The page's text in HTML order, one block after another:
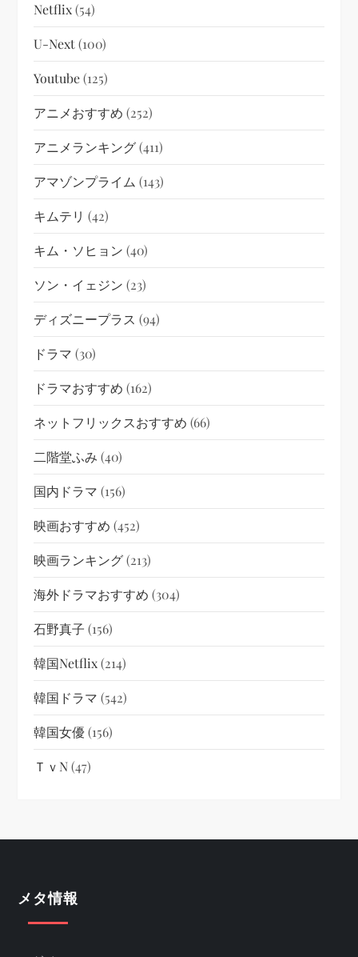
Netflix(54)
U-Next(100)
Youtube(125)
アニメおすすめ (252)
アニメランキング(411)
アマゾンプライム (143)
キムテリ (42)
キム・ソヒョン (40)
ソン・イェジン (23)
ディズニープラス (94)
ドラマ (30)
ドラマおすすめ (162)
ネットフリックスおすすめ (66)
二階堂ふみ (40)
国内ドラマ (156)
映画おすすめ (452)
映画ランキング(213)
海外ドラマおすすめ (304)
石野真子 (156)
韓国netflix(214)
韓国ドラマ (542)
韓国女優(156)
ＴｖN(47)
メタ情報